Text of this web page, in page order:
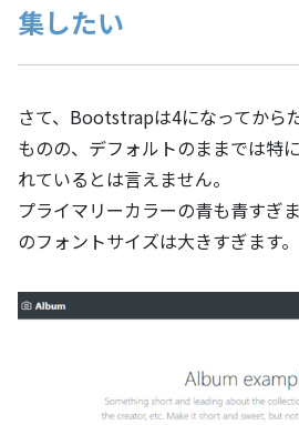
集したい
さて、Bootstrapは4になってから
ものの、デフォルトのままでは特
れているとは言えません。
プライマリーカラーの青も青すぎ
のフォントサイズは大きすぎます。